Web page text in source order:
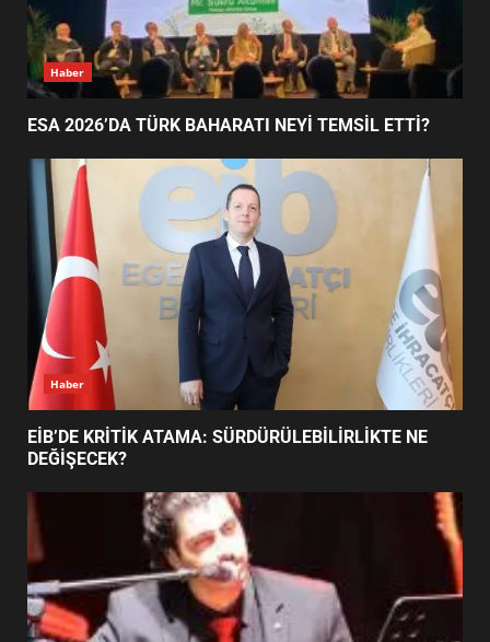
4
EDREMİT’İN GURURU TÜRKİYE
FİNALİNDE NE BAŞARDI?
5
UZATILDI: NE DEĞİŞTİ?
6
BURHANİYE SATRANÇ
TURNUVASI KAYITLARI NEYİ
DEĞİŞTİRİYOR?
BURHANİYE BELEDİYESPOR’DA
YENİ YÖNETİM NASIL
Haber
ESA 2026’DA TÜRK BAHARATI NEYİ TEMSİL ETTİ?
Haber
EİB’DE KRİTİK ATAMA: SÜRDÜRÜLEBİLİRLİKTE NE
DEĞİŞECEK?